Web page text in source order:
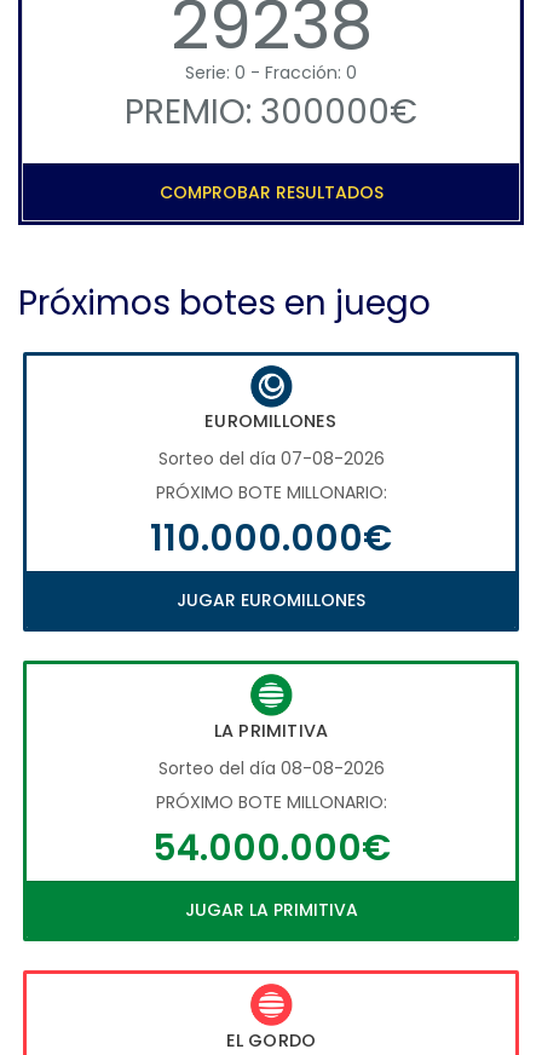
29238
Serie: 0 - Fracción: 0
PREMIO: 300000€
COMPROBAR RESULTADOS
Próximos botes en juego
EUROMILLONES
Sorteo del día 07-08-2026
PRÓXIMO BOTE MILLONARIO:
110.000.000€
JUGAR EUROMILLONES
LA PRIMITIVA
Sorteo del día 08-08-2026
PRÓXIMO BOTE MILLONARIO:
54.000.000€
JUGAR LA PRIMITIVA
EL GORDO